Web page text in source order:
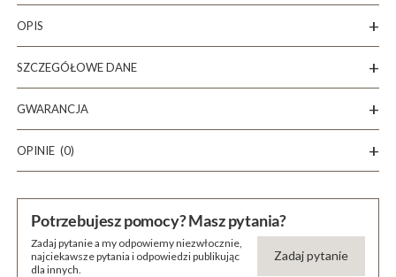
OPIS
SZCZEGÓŁOWE DANE
GWARANCJA
OPINIE (0)
Potrzebujesz pomocy? Masz pytania?
Zadaj pytanie a my odpowiemy niezwłocznie,
najciekawsze pytania i odpowiedzi publikując
dla innych.
Zadaj pytanie